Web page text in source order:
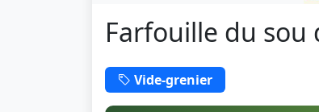
Farfouille du sou
Vide-grenier